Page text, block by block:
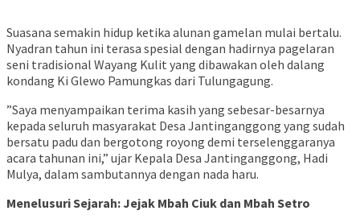
​Suasana semakin hidup ketika alunan gamelan mulai bertalu.
Nyadran tahun ini terasa spesial dengan hadirnya pagelaran
seni tradisional Wayang Kulit yang dibawakan oleh dalang
kondang Ki Glewo Pamungkas dari Tulungagung.
​”Saya menyampaikan terima kasih yang sebesar-besarnya
kepada seluruh masyarakat Desa Jantinganggong yang sudah
bersatu padu dan bergotong royong demi terselenggaranya
acara tahunan ini,” ujar Kepala Desa Jantinganggong, Hadi
Mulya, dalam sambutannya dengan nada haru.
Menelusuri Sejarah: Jejak Mbah Ciuk dan Mbah Setro